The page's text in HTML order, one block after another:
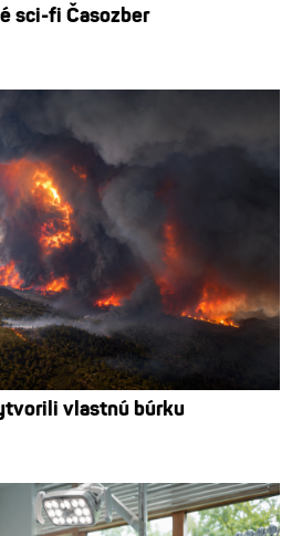
sci-fi Časozber
vlastnú búrku